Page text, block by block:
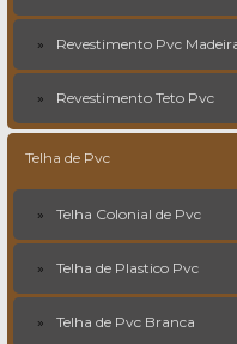
Revestimento Pvc
Revestimento Teto Pvc
Telha de Pvc
Telha Colonial de Pvc
Telha de Plastico Pvc
Telha de Pvc Branca